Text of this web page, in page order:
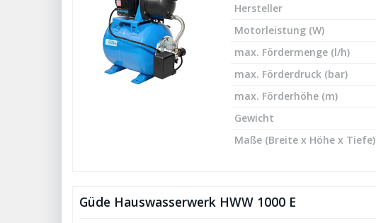
Hersteller
Motorleistung (W)
max. Fördermenge (l/h)
max. Förderdruck (bar)
max. Förderhöhe (m)
Gewicht
Maße (Breite x Höhe x Tiefe)
Güde Hauswasserwerk HWW 1000 E